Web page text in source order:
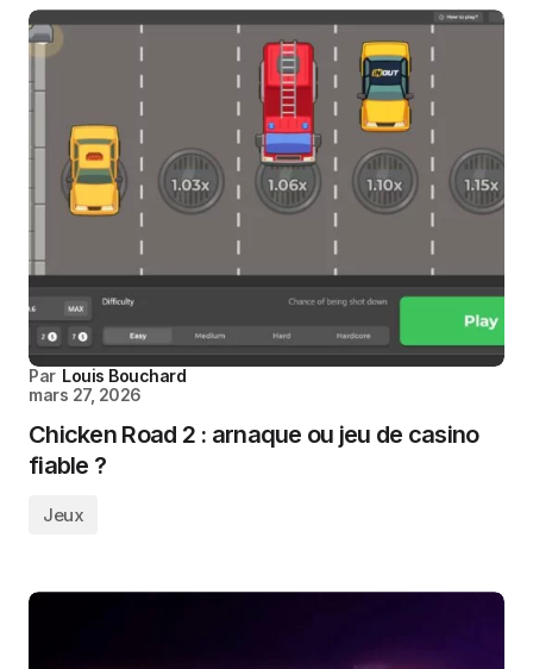
Par Louis Bouchard
mars 27, 2026
Chicken Road 2 : arnaque ou jeu de casino
fiable ?
Jeux